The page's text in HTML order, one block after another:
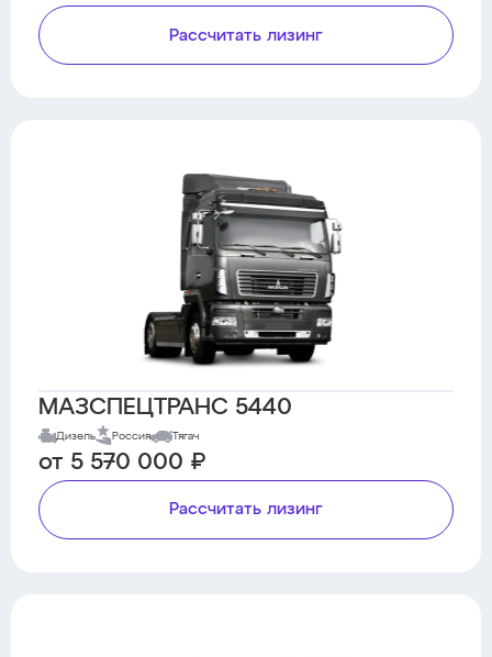
Рассчитать лизинг
МАЗСПЕЦТРАНС 5440
Дизель Россия Тягач
от 5 570 000 ₽
Рассчитать лизинг